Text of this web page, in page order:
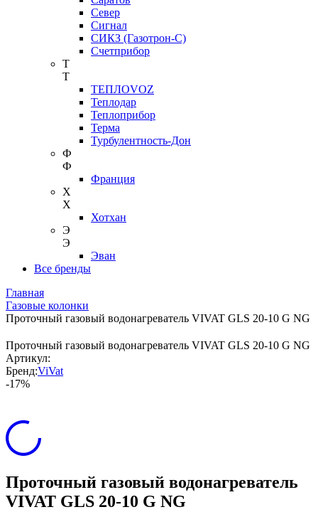
Север
Сигнал
СИКЗ (Газотрон-С)
Счетприбор
Т
Т
ТЕПЛОVOZ
Теплодар
Теплоприбор
Терма
Турбулентность-Дон
Ф
Ф
Франция
Х
Х
Хотхан
Э
Э
Эван
Все бренды
Главная
Газовые колонки
Проточный газовый водонагреватель VIVAT GLS 20-10 G NG
Проточный газовый водонагреватель VIVAT GLS 20-10 G NG
Артикул:
Бренд:ViVat
-17%
Проточный газовый водонагреватель
VIVAT GLS 20-10 G NG